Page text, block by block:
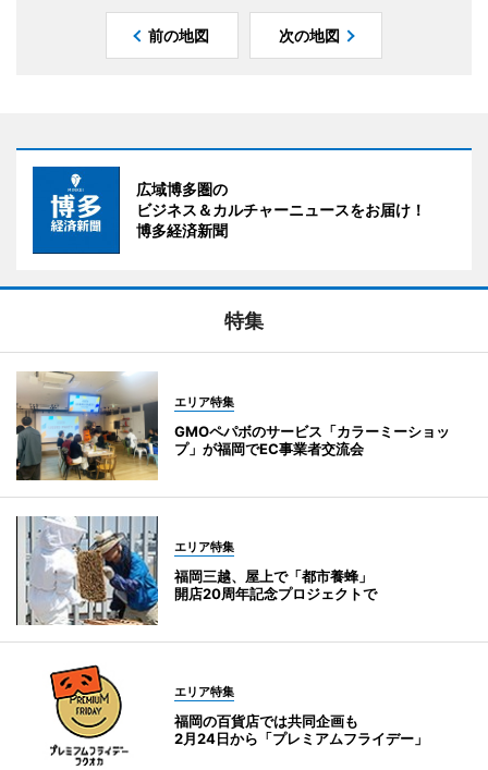
前の地図 次の地図
広域博多圏の
ビジネス＆カルチャーニュースをお届け！
博多経済新聞
特集
エリア特集
GMOペパボのサービス「カラーミーショッ
プ」が福岡でEC事業者交流会
エリア特集
福岡三越、屋上で「都市養蜂」
開店20周年記念プロジェクトで
エリア特集
福岡の百貨店では共同企画も
2月24日から「プレミアムフライデー」